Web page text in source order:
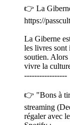
👉 La
https://
La Giberne
les livres sont
soutien. Alors
vivre la
-----------------
👉 "Bons à
streaming
régaler avec